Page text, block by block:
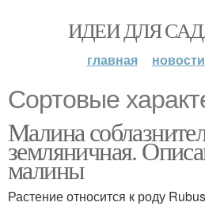
ИДЕИ ДЛЯ
главная новости
Сортовые
Малина
земляничная.
малины
Растение относится к роду